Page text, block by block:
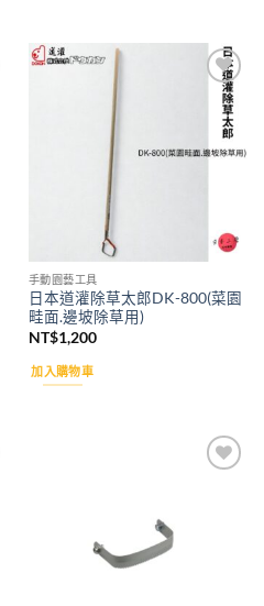
Add to
wishlist
手動園藝工具
日本道灌除草太郎DK-800(菜園
畦面.邊坡除草用)
NT$1,200
加入購物車